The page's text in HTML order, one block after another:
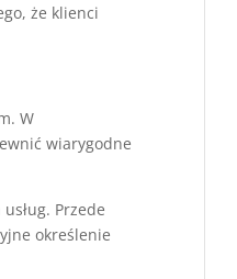
że klienci
W
wiarygodne
Przede
określenie